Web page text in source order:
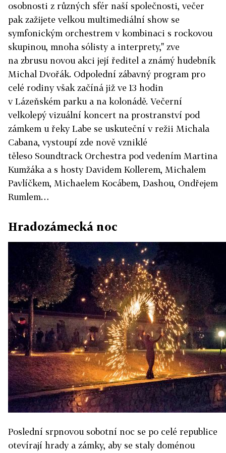
osobnosti z různých sfér naší společnosti, večer
pak zažijete velkou multimediální show se
symfonickým orchestrem v kombinaci s rockovou
skupinou, mnoha sólisty a interprety," zve
na zbrusu novou akci její ředitel a známý hudebník
Michal Dvořák. Odpolední zábavný program pro
celé rodiny však začíná již ve 13 hodin
v Lázeňském parku a na kolonádě. Večerní
velkolepý vizuální koncert na prostranství pod
zámkem u řeky Labe se uskuteční v režii Michala
Cabana, vystoupí zde nově vzniklé
těleso Soundtrack Orchestra pod vedením Martina
Kumžáka a s hosty Davidem Kollerem, Michalem
Pavlíčkem, Michaelem Kocábem, Dashou, Ondřejem
Rumlem…
Hradozámecká noc
Poslední srpnovou sobotní noc se po celé republice
otevírají hrady a zámky, aby se staly doménou